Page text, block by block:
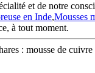
et de notre
en Inde,Mousses
à tout moment.
: mousse de